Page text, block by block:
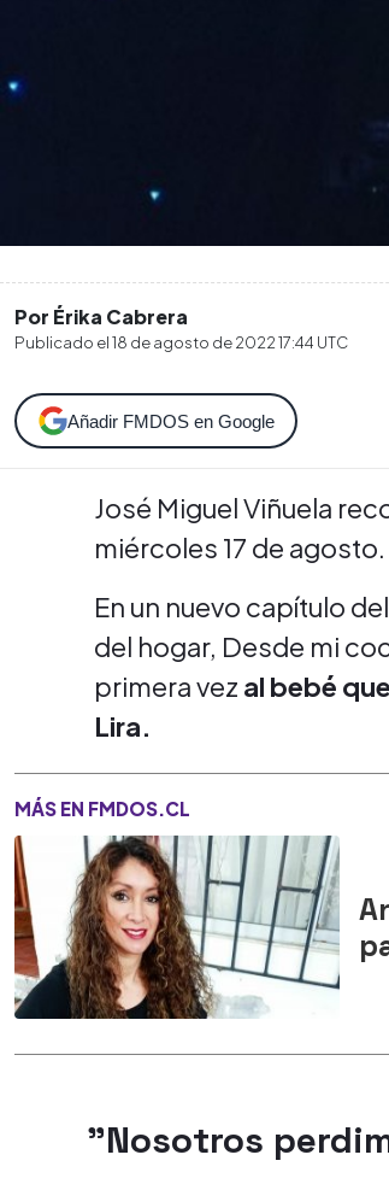
Por Érika Cabrera
Publicado el18 de agosto de 2022 17:44 UTC
Añadir FMDOS en Google
José Miguel Viñuela
miércoles 17 de agosto.
En un nuevo capítulo
del hogar, Desde mi
primera vez al bebé
Lira.
MÁS EN FMDOS.CL
"Nosotros